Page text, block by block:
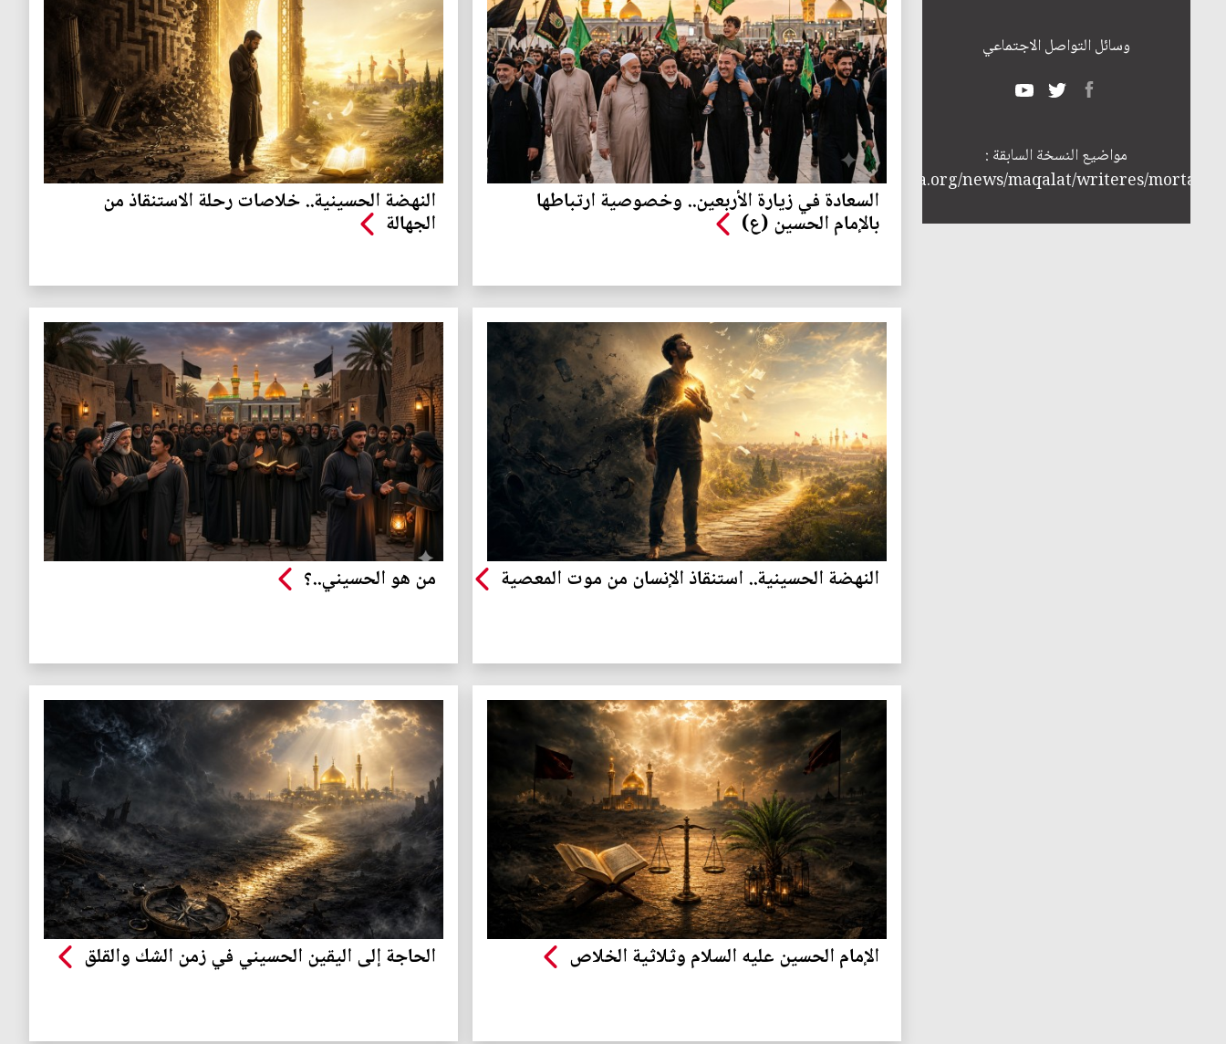
وسائل التواصل الاجتماعي
مواضيع النسخة السابقة :
http://annabaa.org/news/maqalat/writeres/
السعادة في زيارة الأربعين.. وخصوصية ارتباطها
بالإمام الحسين (ع)
النهضة الحسينية.. خلاصات رحلة الاستنقاذ من
الجهالة
النهضة الحسينية.. استنقاذ الإنسان من موت المعصية من هو الحسيني..؟
الإمام الحسين عليه السلام وثلاثية الخلاص الحاجة إلى اليقين الحسيني في زمن الشك والقلق